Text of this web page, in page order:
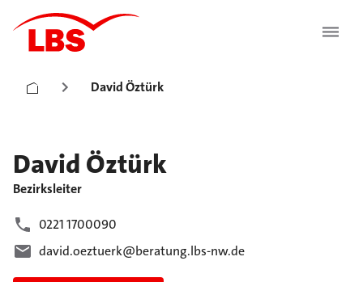
David Öztürk
David Öztürk
Bezirksleiter
0221 1700090
david.oeztuerk@beratung.lbs-nw.de